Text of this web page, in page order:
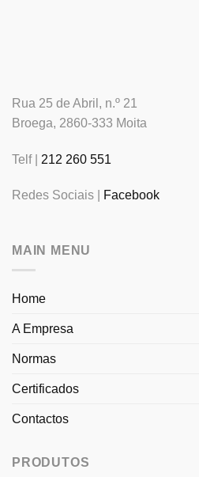
Rua 25 de Abril, n.º 21
Broega, 2860-333 Moita
Telf | 212 260 551
Redes Sociais | Facebook
MAIN MENU
Home
A Empresa
Normas
Certificados
Contactos
PRODUTOS